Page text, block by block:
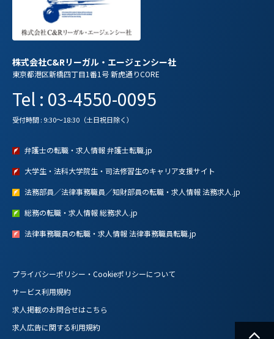
株式会社C&Rリーガル・エージェンシー社
東京都港区新橋四丁目1番1号 新虎通りCORE
Tel : 03-4550-0095
受付時間 : 9:30～18:30（土日祝日除く）
弁護士の転職・求人情報 弁護士転職.jp
大学生・法科大学院生・司法修習生のキャリア支援サイト
法務部員／法律事務職員／知財部員の転職・求人情報 法務求人.jp
総務の転職・求人情報 総務求人.jp
法律事務職員の転職・求人情報 法律事務職員転職.jp
プライバシーポリシー・Cookieポリシーについて
サービス利用規約
求人掲載のお問合せはこちら
求人広告に関する利用規約